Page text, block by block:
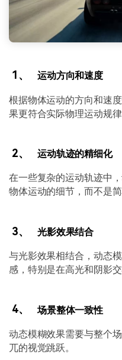
1、 运动方向和速度
根据物体运动的方向和速
果更符合实际物理运动规律
2、 运动轨迹的精细化
在一些复杂的运动轨迹中
物体运动的细节，而不是
3、 光影效果结合
与光影效果相结合，动态
感，特别是在高光和阴影交
4、 场景整体一致性
动态模糊效果需要与整个
兀的视觉跳跃。